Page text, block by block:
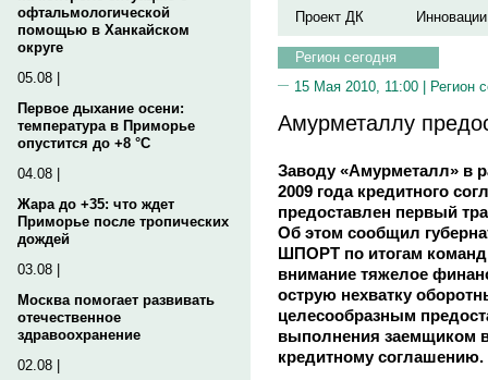
офтальмологической
помощью в Ханкайском
округе
05.08 |
Первое дыхание осени:
температура в Приморье
опустится до +8 °C
04.08 |
Жара до +35: что ждет
Приморье после тропических
дождей
03.08 |
Москва помогает развивать
отечественное
здравоохранение
02.08 |
Проект ДК
Инновации
Регион сегодня
15 Мая 2010, 11:00 | Регион
Амурметаллу
Заводу «Амурметалл» в
2009 года кредитного
предоставлен первый
Об этом сообщил
ШПОРТ по итогам
внимание тяжелое
острую нехватку
целесообразным
выполнения заемщиком
кредитному соглашению.